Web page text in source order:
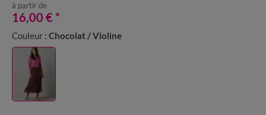
à partir de
16,00 € *
Couleur : Chocolat / Violine